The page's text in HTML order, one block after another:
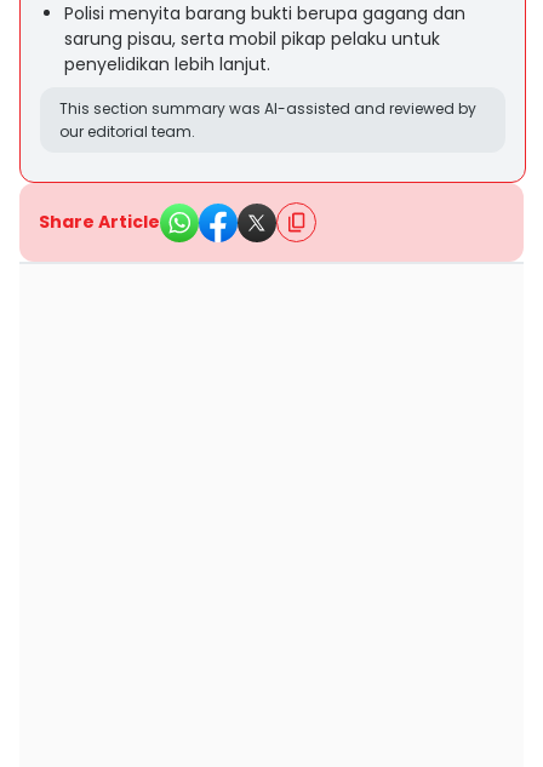
Polisi menyita barang bukti berupa gagang dan
sarung pisau, serta mobil pikap pelaku untuk
penyelidikan lebih lanjut.
This section summary was AI-assisted and reviewed by
our editorial team.
Share Article